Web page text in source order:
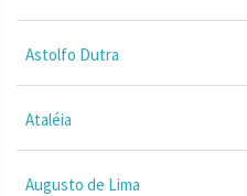
Astolfo Dutra
Ataléia
Augusto de Lima